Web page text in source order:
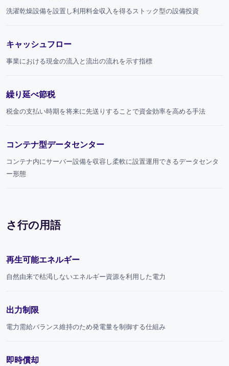
洗濯乾燥設備を設置し利用料金収入を得るストック型の設備投資
キャッシュフロー
事業における現金の流入と流出の流れを示す指標
繰り延べ節税
税金の支払い時期を将来に先送りすることで資金効率を高める手法
コンテナ型データセンター
コンテナ内にサーバー設備を収容し柔軟に設置運用できるデータセンタ
ー形態
さ行の用語
再生可能エネルギー
自然由来で枯渇しないエネルギー資源を利用した電力
出力制限
電力需給バランス維持のため発電量を制御する仕組み
即時償却